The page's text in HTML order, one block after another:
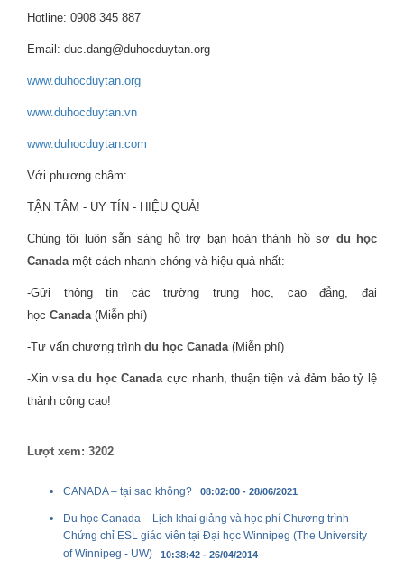
Hotline: 0908 345 887
Email: duc.dang@duhocduytan.org
www.duhocduytan.org
www.duhocduytan.vn
www.duhocduytan.com
Với phương châm:
TẬN TÂM - UY TÍN - HIỆU QUẢ!
Chúng tôi luôn sẵn sàng hỗ trợ bạn hoàn thành hồ sơ du học
Canadamột cách nhanh chóng và hiệu quả nhất:
-Gửi thông tin các trường trung học, cao đẳng, đại
học Canada(Miễn phí)
-Tư vấn chương trình du học Canada(Miễn phí)
-Xin visadu học Canadacực nhanh, thuận tiện và đảm bảo tỷ lệ
thành công cao!
Lượt xem: 3202
CANADA – tại sao không? 08:02:00 - 28/06/2021
Du học Canada – Lịch khai giảng và học phí Chương trình
Chứng chỉ ESL giáo viên tại Đại học Winnipeg (The University
of Winnipeg - UW)
10:38:42 - 26/04/2014